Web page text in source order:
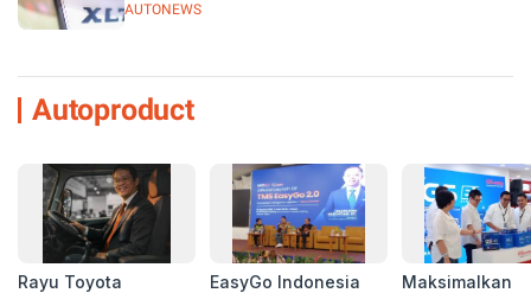
AUTONEWS
Autoproduct
Rayu Toyota
EasyGo Indonesia
Maksimalkan